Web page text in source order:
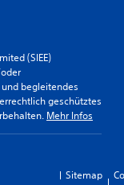
(SIEE)
begleitendes
geschütztes
Mehr Infos
Sitemap